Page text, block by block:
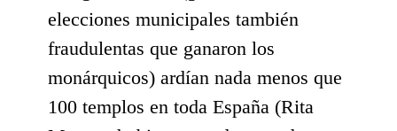
elecciones municipales también
fraudulentas que ganaron los
monárquicos) ardían nada menos que
100 templos en toda España (Rita